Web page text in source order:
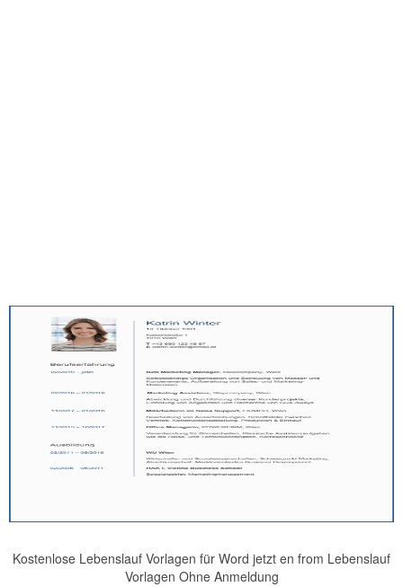
Kostenlose Lebenslauf Vorlagen für Word jetzt en from Lebenslauf
Vorlagen Ohne Anmeldung